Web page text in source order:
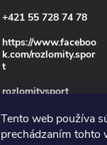
Tento web používa
prechádzaním tohto
+421 55 728 74 78
https://www.faceboo
k.com/rozlomity.spor
t
rozlomitysport